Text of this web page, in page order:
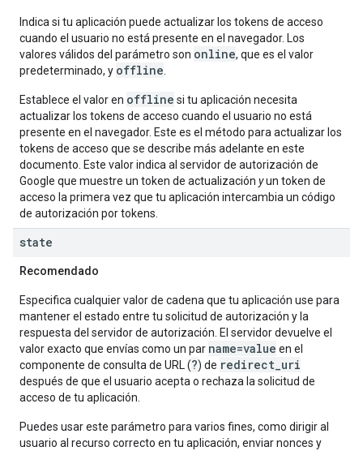
Indica si tu aplicación puede actualizar los tokens de acceso
cuando el usuario no está presente en el navegador. Los
valores válidos del parámetro son online, que es el valor
predeterminado, y offline
Establece el valor en offline si tu aplicación necesita
actualizar los tokens de acceso cuando el usuario no está
presente en el navegador. Este es el método para actualizar los
tokens de acceso que se describe más adelante en este
documento. Este valor indica al servidor de autorización de
Google que muestre un token de actualización yun token de
acceso la primera vez que tu aplicación intercambia un código
de autorización por tokens.
state
Recomendado
Especifica cualquier valor de cadena que tu aplicación use para
mantener el estado entre tu solicitud de autorización y la
respuesta del servidor de autorización. El servidor devuelve el
valor exacto que envías como un par name=value en el
componente de consulta de URL (?) de redirect_uri
después de que el usuario acepta o rechaza la solicitud de
acceso de tu aplicación.
Puedes usar este parámetro para varios fines, como dirigir al
usuario al recurso correcto en tu aplicación, enviar nonces y